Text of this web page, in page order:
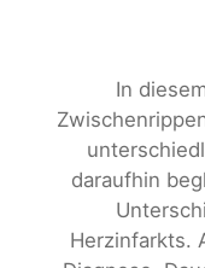
In
daraufhin
Herzinfarkts.